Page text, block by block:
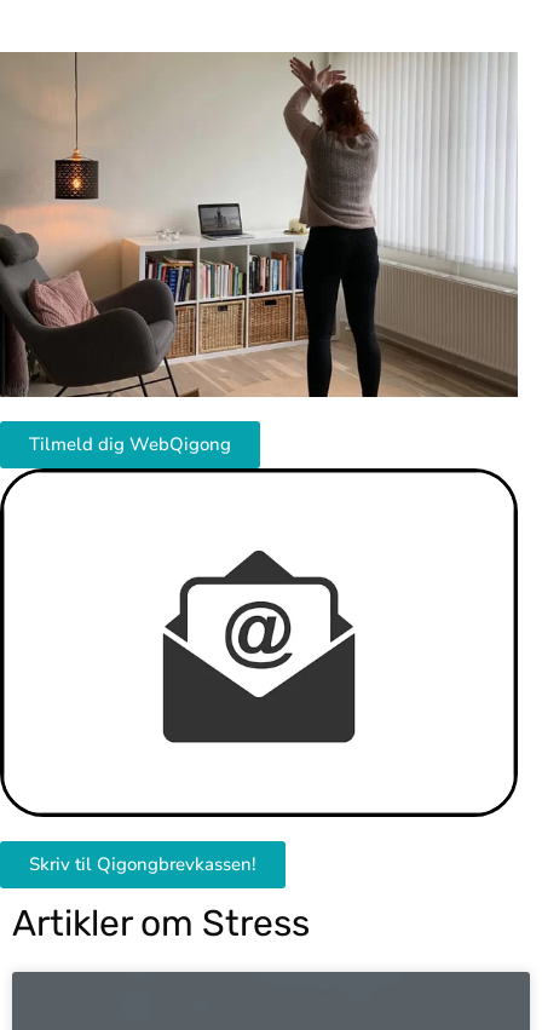
Tilmeld dig WebQigong
Skriv til Qigongbrevkassen!
Artikler om Stress